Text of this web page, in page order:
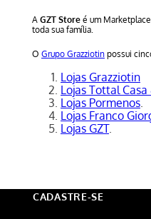
A GZT Store é um
toda sua família.
O Grupo Grazziotin possui
Lojas Grazziotin
Lojas Tottal Casa
Lojas Pormenos
Lojas Franco
Lojas GZT.
CADASTRE-SE